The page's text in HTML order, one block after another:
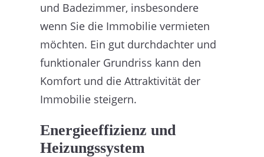
und Badezimmer, insbesondere
wenn Sie die Immobilie vermieten
möchten. Ein gut durchdachter und
funktionaler Grundriss kann den
Komfort und die Attraktivität der
Immobilie steigern.
Energieeffizienz und
Heizungssystem